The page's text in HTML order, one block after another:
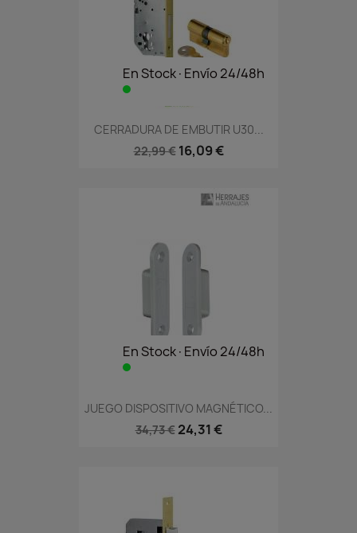
En Stock·Envío 24/48h
CERRADURA DE EMBUTIR U30...
22,99 € 16,09 €
En Stock·Envío 24/48h
JUEGO DISPOSITIVO MAGNÉTICO...
34,73 € 24,31 €